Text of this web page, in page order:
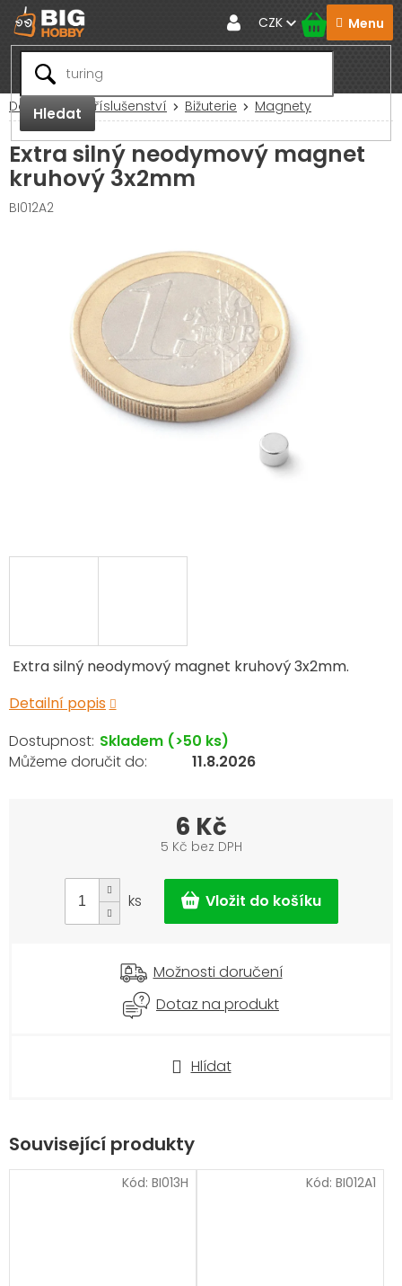
Přejít
na
obsah
Hledat
CZK
Domů RC Příslušenství Bižuterie Magnety
Extra silný neodymový magnet
kruhový 3x2mm
BI012A2
Extra silný neodymový magnet kruhový 3x2mm.
Detailní popis
Hlídat
Skladem (>50 ks)
11.8.2026
6 Kč
5 Kč bez DPH
cena:
ks
Možnosti doručení
Dotaz na produkt
Související produkty
Kód: BI013H Kód: BI012A1